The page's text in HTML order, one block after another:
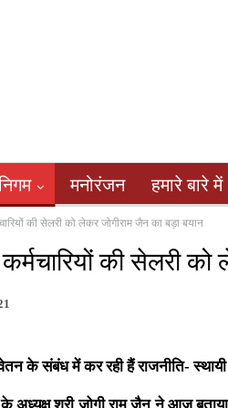
मनोरंजन हमारे बारे में
की सेलरी को लेकर जोगीराम जैन का बड़ा बयान
कर्मचारियों की सेलरी
के संबंध में कर रही हैं राजनीति-
के अध्यक्ष श्री जोगी राम जैन ने आज